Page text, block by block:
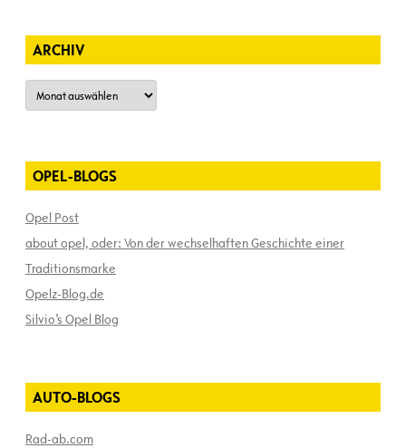
ARCHIV
Archiv
OPEL-BLOGS
Opel Post
about opel, oder: Von der wechselhaften Geschichte einer
Traditionsmarke
Opelz-Blog.de
Silvio’s Opel Blog
AUTO-BLOGS
Rad-ab.com